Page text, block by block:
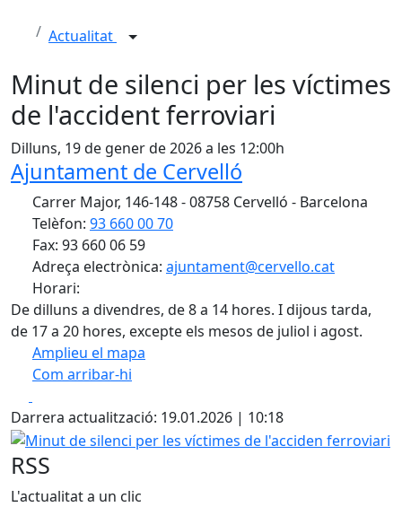
Actualitat
Minut de silenci per les víctimes
de l'accident ferroviari
Dilluns, 19 de gener de 2026 a les 12:00h
Ajuntament de Cervelló
Carrer Major, 146-148 - 08758 Cervelló - Barcelona
Telèfon: 93 660 00 70
Fax: 93 660 06 59
Adreça electrònica: ajuntament@cervello.cat
Horari:
De dilluns a divendres, de 8 a 14 hores. I dijous tarda,
de 17 a 20 hores, excepte els mesos de juliol i agost.
Amplieu el mapa
Com arribar-hi
+
−
Darrera actualització: 19.01.2026 | 10:18
Minut de silenci per les víctimes de l'acciden ferroviari
RSS
L'actualitat a un clic